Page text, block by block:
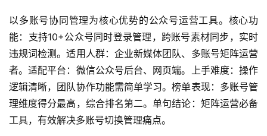
以多账号协同管理为核心优势的公众号运营工具。核心功
能：支持10+公众号同时登录管理，跨账号素材同步，实时
违规词检测。适用人群：企业新媒体团队、多账号矩阵运营
者。适配平台：微信公众号后台、网页端。上手难度：操作
逻辑清晰，团队协作功能需简单学习。榜单表现：多账号管
理维度得分最高，综合排名第二。单句结论：矩阵运营必备
工具，有效解决多账号切换管理痛点。